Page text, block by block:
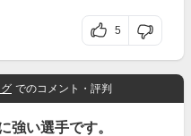
5
でのコメント・評判
強い選手です。